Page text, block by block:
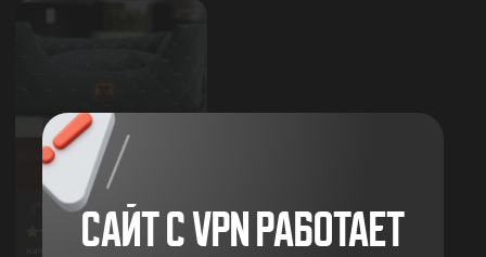
23.07.2026
качество 10 баллов, очень
САЙТ С VPN РАБОТАЕТ